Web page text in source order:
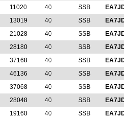
11020 40 SSB
13019 40 SSB
21028 40 SSB
28180 40 SSB
37168 40 SSB
46136 40 SSB
37068 40 SSB
28048 40 SSB
19160 40 SSB